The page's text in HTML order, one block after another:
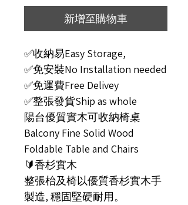
新增至購物車
✅收納易Easy Storage,
✅免安裝No Installation needed
✅免運費Free Delivey
✅整張發貨Ship as whole
陽台優質實木可收納椅桌
Balcony Fine Solid Wood
Foldable Table and Chairs
🔰香杉實木
整張枱及椅以優質香杉實木手
製造, 穩固堅硬耐用。